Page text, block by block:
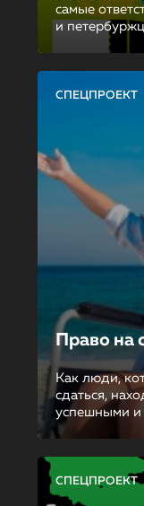
самые
и
СПЕЦПРОЕКТ
Право на
Как люди,
сдаться,
успешными и
СПЕЦПРОЕКТ